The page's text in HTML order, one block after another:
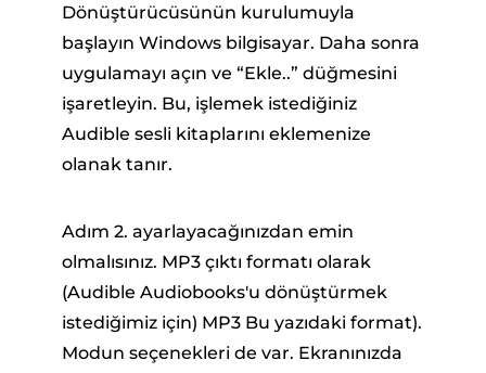
Dönüştürücüsünün kurulumuyla
başlayın Windows bilgisayar. Daha sonra
uygulamayı açın ve “Ekle..” düğmesini
işaretleyin. Bu, işlemek istediğiniz
Audible sesli kitaplarını eklemenize
olanak tanır.
Adım 2. ayarlayacağınızdan emin
olmalısınız. MP3 çıktı formatı olarak
(Audible Audiobooks'u dönüştürmek
istediğimiz için) MP3 Bu yazıdaki format).
Modun seçenekleri de var. Ekranınızda